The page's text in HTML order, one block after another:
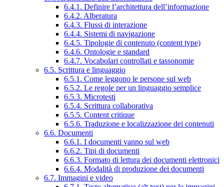
6.4.1. Definire l’architettura dell’informazione
6.4.2. Alberatura
6.4.3. Flussi di interazione
6.4.4. Sistemi di navigazione
6.4.5. Tipologie di contenuto (content type)
6.4.6. Ontologie e standard
6.4.7. Vocabolari controllati e tassonomie
6.5. Scrittura e linguaggio
6.5.1. Come leggono le persone sul web
6.5.2. Le regole per un linguaggio semplice
6.5.3. Microtesti
6.5.4. Scrittura collaborativa
6.5.5. Content critique
6.5.6. Traduzione e localizzazione dei contenuti
6.6. Documenti
6.6.1. I documenti vanno sul web
6.6.2. Tipi di documenti
6.6.3. Formato di lettura dei documenti elettronici
6.6.4. Modalità di produzione dei documenti
6.7. Immagini e video